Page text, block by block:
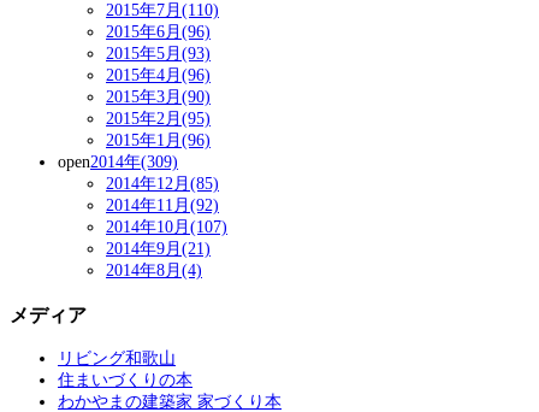
2015年7月(110)
2015年6月(96)
2015年5月(93)
2015年4月(96)
2015年3月(90)
2015年2月(95)
2015年1月(96)
open2014年(309)
2014年12月(85)
2014年11月(92)
2014年10月(107)
2014年9月(21)
2014年8月(4)
メディア
リビング和歌山
住まいづくりの本
わかやまの建築家 家づくり本